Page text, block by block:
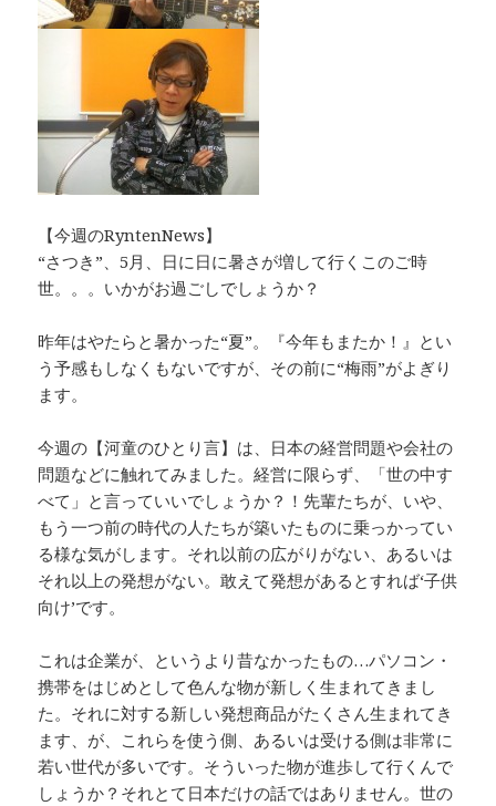
【今週のRyntenNews】
“さつき”、5月、日に日に暑さが増して行くこのご時
世。。。いかがお過ごしでしょうか？
昨年はやたらと暑かった“夏”。『今年もまたか！』とい
う予感もしなくもないですが、その前に“梅雨”がよぎり
ます。
今週の【河童のひとり言】は、日本の経営問題や会社の
問題などに触れてみました。経営に限らず、「世の中す
べて」と言っていいでしょうか？！先輩たちが、いや、
もう一つ前の時代の人たちが築いたものに乗っかってい
る様な気がします。それ以前の広がりがない、あるいは
それ以上の発想がない。敢えて発想があるとすれば‘子供
向け’です。
これは企業が、というより昔なかったもの…パソコン・
携帯をはじめとして色んな物が新しく生まれてきまし
た。それに対する新しい発想商品がたくさん生まれてき
ます、が、これらを使う側、あるいは受ける側は非常に
若い世代が多いです。そういった物が進歩して行くんで
しょうか？それとて日本だけの話ではありません。世の